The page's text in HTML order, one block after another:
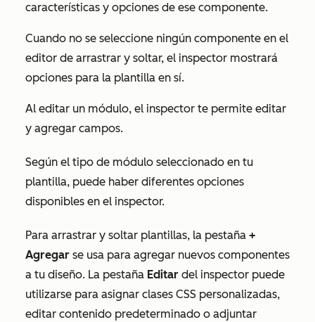
características y opciones de ese componente.
Cuando no se seleccione ningún componente en el
editor de arrastrar y soltar, el inspector mostrará
opciones para la plantilla en sí.
Al editar un módulo, el inspector te permite editar
y agregar campos.
Según el tipo de módulo seleccionado en tu
plantilla, puede haber diferentes opciones
disponibles en el inspector.
Para arrastrar y soltar plantillas, la pestaña +
Agregar se usa para agregar nuevos componentes
a tu diseño. La pestaña Editar del inspector puede
utilizarse para asignar clases CSS personalizadas,
editar contenido predeterminado o adjuntar